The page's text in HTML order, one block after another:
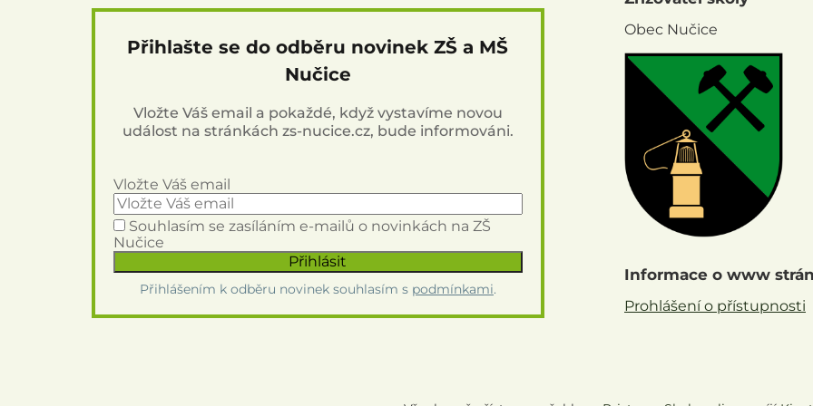
Přihlašte se do odběru novinek ZŠ a MŠ
Nučice
Vložte Váš email a pokaždé, když vystavíme novou
událost na stránkách zs-nucice.cz, bude informováni.
Vložte Váš email
Souhlasím se zasíláním e-mailů o novinkách na ZŠ
Nučice
Přihlášením k odběru novinek souhlasím s podmínkami.
Obec Nučice
Informace o www
Prohlášení o přístupnosti